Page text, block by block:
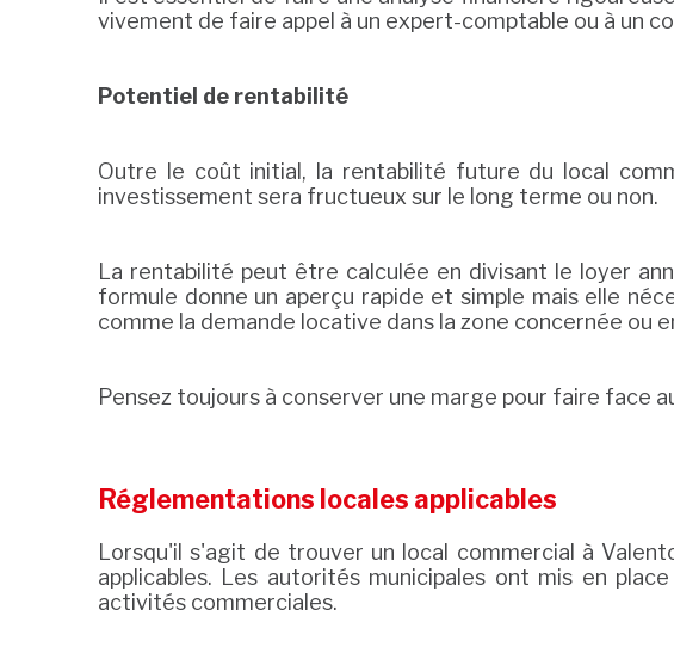
vivement de faire appel à un expert-comptable ou à un
Potentiel de rentabilité
Outre le coût initial, la rentabilité future du local
investissement sera fructueux sur le long terme ou non.
La rentabilité peut être calculée en divisant le loyer
formule donne un aperçu rapide et simple mais elle
comme la demande locative dans la zone concernée ou
Pensez toujours à conserver une marge pour faire face
Réglementations locales applicables
Lorsqu'il s'agit de trouver un local commercial à
applicables. Les autorités municipales ont mis en
activités commerciales.